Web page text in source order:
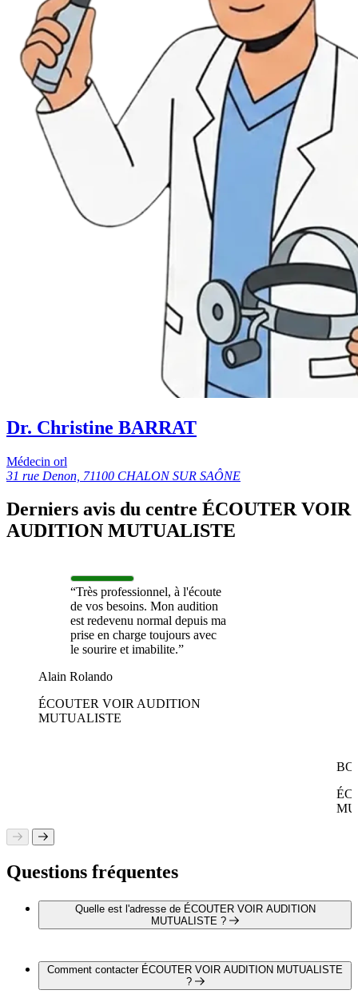
Dr. Christine BARRAT
Médecin orl
31 rue Denon, 71100 CHALON SUR SAÔNE
Derniers avis du centre ÉCOUTER VOIR
AUDITION MUTUALISTE
“Très professionnel, à l'écoute
de vos besoins. Mon audition
est redevenu normal depuis ma
prise en charge toujours avec
le sourire et imabilite.”
Alain Rolando
ÉCOUTER VOIR AUDITION
MUTUALISTE
Questions fréquentes
Quelle est l'adresse de ÉCOUTER VOIR AUDITION
MUTUALISTE ?
6 rue Général Leclerc, 71100 Chalon Sur Saône
Comment contacter ÉCOUTER VOIR AUDITION MUTUALISTE
?